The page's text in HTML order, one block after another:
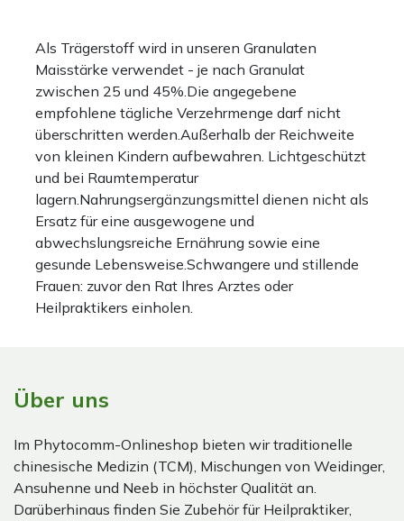
Als Trägerstoff wird in unseren Granulaten
Maisstärke verwendet - je nach Granulat
zwischen 25 und 45%.Die angegebene
empfohlene tägliche Verzehrmenge darf nicht
überschritten werden.Außerhalb der Reichweite
von kleinen Kindern aufbewahren. Lichtgeschützt
und bei Raumtemperatur
lagern.Nahrungsergänzungsmittel dienen nicht als
Ersatz für eine ausgewogene und
abwechslungsreiche Ernährung sowie eine
gesunde Lebensweise.Schwangere und stillende
Frauen: zuvor den Rat Ihres Arztes oder
Heilpraktikers einholen.
Über uns
Im Phytocomm-Onlineshop bieten wir traditionelle
chinesische Medizin (TCM), Mischungen von Weidinger,
Ansuhenne und Neeb in höchster Qualität an.
Darüberhinaus finden Sie Zubehör für Heilpraktiker,